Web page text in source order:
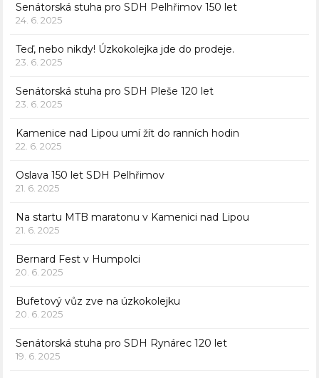
Senátorská stuha pro SDH Pelhřimov 150 let
24. 6. 2025
Teď, nebo nikdy! Úzkokolejka jde do prodeje.
23. 6. 2025
Senátorská stuha pro SDH Pleše 120 let
23. 6. 2025
Kamenice nad Lipou umí žít do ranních hodin
22. 6. 2025
Oslava 150 let SDH Pelhřimov
21. 6. 2025
Na startu MTB maratonu v Kamenici nad Lipou
21. 6. 2025
Bernard Fest v Humpolci
20. 6. 2025
Bufetový vůz zve na úzkokolejku
20. 6. 2025
Senátorská stuha pro SDH Rynárec 120 let
19. 6. 2025